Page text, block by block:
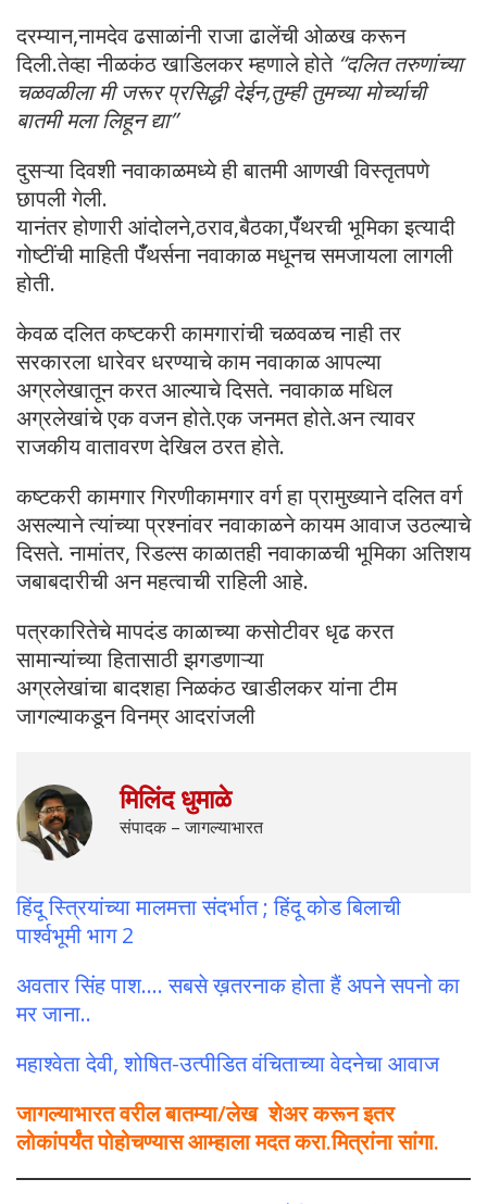
दरम्यान,नामदेव ढसाळांनी राजा ढालेंची ओळख करून
दिली.तेव्हा नीळकंठ खाडिलकर म्हणाले होते “दलित तरुणांच्या
चळवळीला मी जरूर प्रसिद्धी देईन,तुम्ही तुमच्या मोर्च्याची
बातमी मला लिहून द्या”
दुसऱ्या दिवशी नवाकाळमध्ये ही बातमी आणखी विस्तृतपणे
छापली गेली.
यानंतर होणारी आंदोलने,ठराव,बैठका,पँँथरची भूमिका इत्यादी
गोष्टींची माहिती पँँथर्सना नवाकाळ मधूनच समजायला लागली
होती.
केवळ दलित कष्टकरी कामगारांची चळवळच नाही तर
सरकारला धारेवर धरण्याचे काम नवाकाळ आपल्या
अग्रलेखातून करत आल्याचे दिसते. नवाकाळ मधिल
अग्रलेखांचे एक वजन होते.एक जनमत होते.अन त्यावर
राजकीय वातावरण देखिल ठरत होते.
कष्टकरी कामगार गिरणीकामगार वर्ग हा प्रामुख्याने दलित वर्ग
असल्याने त्यांच्या प्रश्नांवर नवाकाळने कायम आवाज उठल्याचे
दिसते. नामांतर, रिडल्स काळातही नवाकाळची भूमिका अतिशय
जबाबदारीची अन महत्वाची राहिली आहे.
पत्रकारितेचे मापदंड काळाच्या कसोटीवर धृढ करत
सामान्यांच्या हितासाठी झगडणाऱ्या
अग्रलेखांचा बादशहा निळकंठ खाडीलकर यांना टीम
जागल्याकडून विनम्र आदरांजली
मिलिंद धुमाळे
संपादक – जागल्याभारत
हिंदू स्त्रियांच्या मालमत्ता संदर्भात ; हिंदू कोड बिलाची
पार्श्वभूमी भाग 2
अवतार सिंह पाश…. सबसे ख़तरनाक होता हैं अपने सपनो का
मर जाना..
महाश्वेता देवी, शोषित-उत्पीडित वंचिताच्या वेदनेचा आवाज
जागल्याभारत वरील बातम्या/लेख शेअर करून इतर
लोकांपर्यंत पोहोचण्यास आम्हाला मदत करा.मित्रांना सांगा.